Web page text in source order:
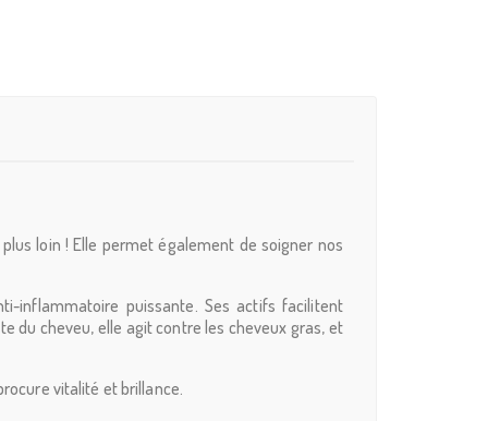
loin ! Elle permet également de soigner nos
inflammatoire puissante. Ses actifs facilitent
du cheveu, elle agit contre les cheveux gras, et
vitalité et brillance.